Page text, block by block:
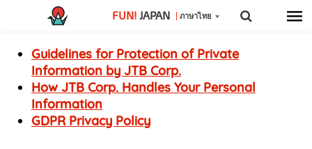
FUN! JAPAN ภาษาไทย
Guidelines for Protection of Private
Information by JTB Corp.
How JTB Corp. Handles Your Personal
Information
GDPR Privacy Policy